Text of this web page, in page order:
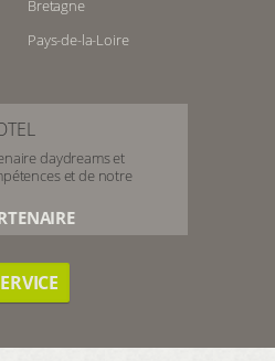
Bretagne
Pays-de-la-Loire
daydreams et
et de notre